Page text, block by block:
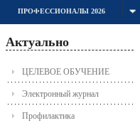
ПРОФЕССИОНАЛЫ 2026
Актуально
ЦЕЛЕВОЕ ОБУЧЕНИЕ
Электронный журнал
Профилактика